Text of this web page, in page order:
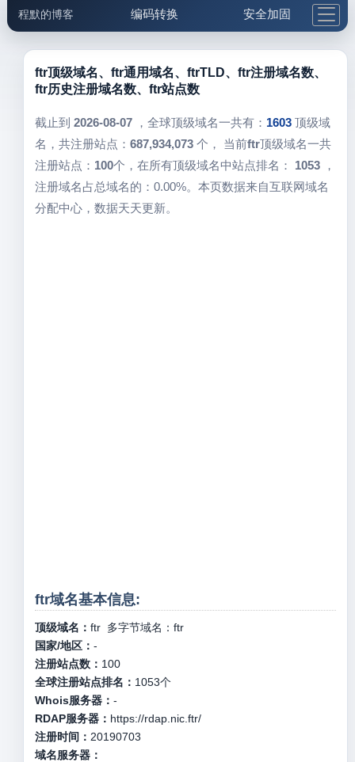
程默的博客 编码转换 安全加固
邮件工具 生活便民 更多工具
5.1支付宝大红包
ftr顶级域名、ftr通用域名、ftrTLD、ftr注册域名数、
ftr历史注册域名数、ftr站点数
截止到 2026-08-07，全球顶级域名一共有： 1603 顶级域
名，共注册站点： 687,934,073 个， 当前ftr顶级域名一共
注册站点： 100个，在所有顶级域名中站点排名： 1053，
注册域名占总域名的：0.00%。本页数据来自互联网域名
分配中心，数据天天更新。
ftr域名基本信息:
顶级域名： ftr多字节域名： ftr
国家/地区： -
注册站点数： 100
全球注册站点排名： 1053个
Whois服务器： -
RDAP服务器： https://rdap.nic.ftr/
注册时间： 20190703
域名服务器：